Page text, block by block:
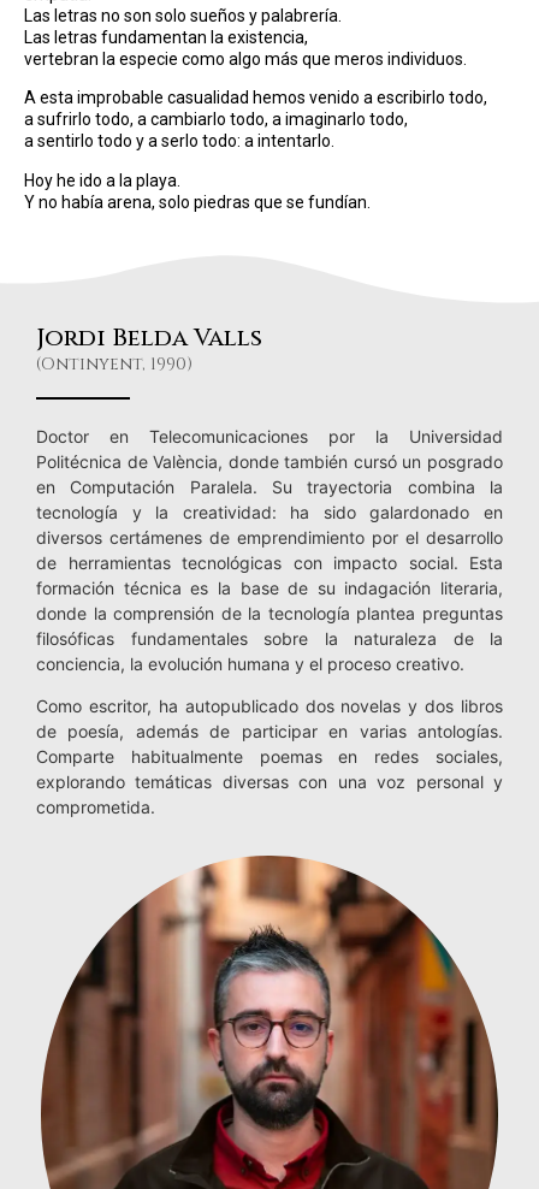
Las letras no son solo sueños y palabrería.
Las letras fundamentan la existencia,
vertebran la especie como algo más que meros individuos.
A esta improbable casualidad hemos venido a escribirlo todo,
a sufrirlo todo, a cambiarlo todo, a imaginarlo todo,
a sentirlo todo y a serlo todo: a intentarlo.
Hoy he ido a la playa.
Y no había arena, solo piedras que se fundían.
Jordi Belda Valls
(Ontinyent, 1990)​
Doctor en Telecomunicaciones por la Universidad
Politécnica de València, donde también cursó un posgrado
en Computación Paralela. Su trayectoria combina la
tecnología y la creatividad: ha sido galardonado en
diversos certámenes de emprendimiento por el desarrollo
de herramientas tecnológicas con impacto social. Esta
formación técnica es la base de su indagación literaria,
donde la comprensión de la tecnología plantea preguntas
filosóficas fundamentales sobre la naturaleza de la
conciencia, la evolución humana y el proceso creativo.
Como escritor, ha autopublicado dos novelas y dos libros
de poesía, además de participar en varias antologías.
Comparte habitualmente poemas en redes sociales,
explorando temáticas diversas con una voz personal y
comprometida.